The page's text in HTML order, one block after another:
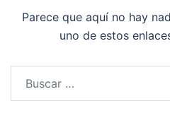
Parece que aquí no hay
uno de estos